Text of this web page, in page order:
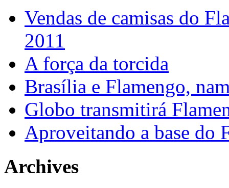
Vendas de camisas do
2011
A força da torcida
Brasília e Flamengo,
Globo transmitirá
Aproveitando a base do
Archives